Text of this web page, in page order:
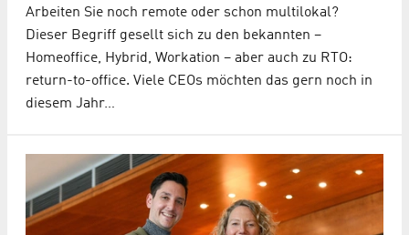
Arbeiten Sie noch remote oder schon multilokal?
Dieser Begriff gesellt sich zu den bekannten –
Homeoffice, Hybrid, Workation – aber auch zu RTO:
return-to-office. Viele CEOs möchten das gern noch in
diesem Jahr…